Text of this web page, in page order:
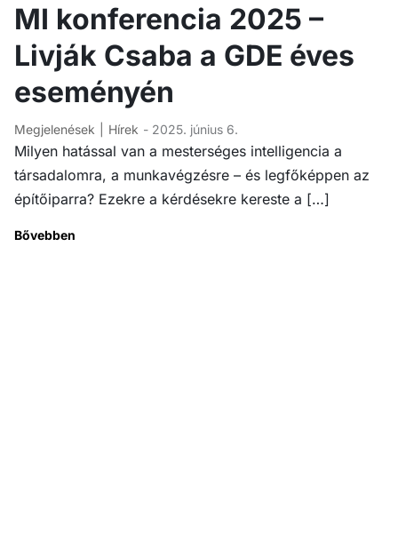
MI konferencia 2025 –
Livják Csaba a GDE éves
eseményén
Megjelenések Hírek - 2025. június 6.
Milyen hatással van a mesterséges intelligencia a
társadalomra, a munkavégzésre – és legfőképpen az
építőiparra? Ezekre a kérdésekre kereste a […]
Bővebben